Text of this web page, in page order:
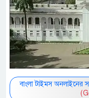
বাংলা টাইমস